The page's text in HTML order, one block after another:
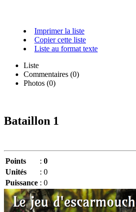
Imprimer la liste
Copier cette liste
Liste au format texte
Liste
Commentaires (0)
Photos (0)
Bataillon 1
Points : 0
Unités
: 0
Puissance : 0